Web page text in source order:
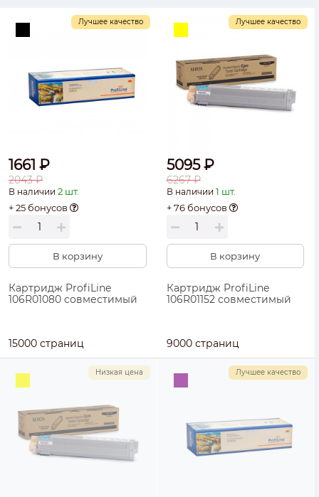
Лучшее качество
1661 ₽
2043 ₽
В наличии 2 шт.
+ 25 бонусов
В корзину
Картридж ProfiLine
106R01080 совместимый
15000 страниц
Лучшее качество
5095 ₽
6267 ₽
В наличии 1 шт.
+ 76 бонусов
В корзину
Картридж ProfiLine
106R01152 совместимый
9000 страниц
Низкая цена Лучшее качество